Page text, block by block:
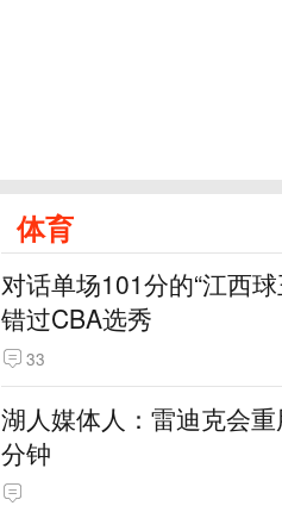
体育
对话单场101分的“江西
错过CBA选秀
33
湖人媒体人：雷迪克会
分钟